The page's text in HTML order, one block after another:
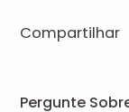
Compartilhar
Pergunte